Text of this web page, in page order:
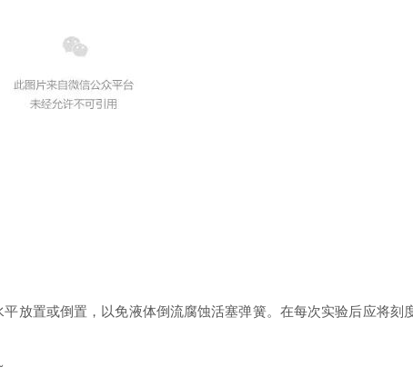
放置或倒置，以免液体倒流腐蚀活塞弹簧。在每次实验后应将刻